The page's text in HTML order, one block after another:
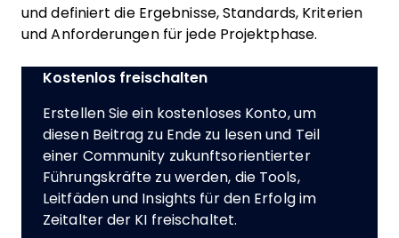
und definiert die Ergebnisse, Standards, Kriterien
und Anforderungen für jede Projektphase.
Kostenlos freischalten
Erstellen Sie ein kostenloses Konto, um
diesen Beitrag zu Ende zu lesen und Teil
einer Community zukunftsorientierter
Führungskräfte zu werden, die Tools,
Leitfäden und Insights für den Erfolg im
Zeitalter der KI freischaltet.